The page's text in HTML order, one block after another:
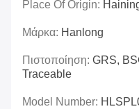
Place Of Origin:
Μάρκα: Hanlong
Πιστοποίηση: GRS,
Traceable
Model Number: